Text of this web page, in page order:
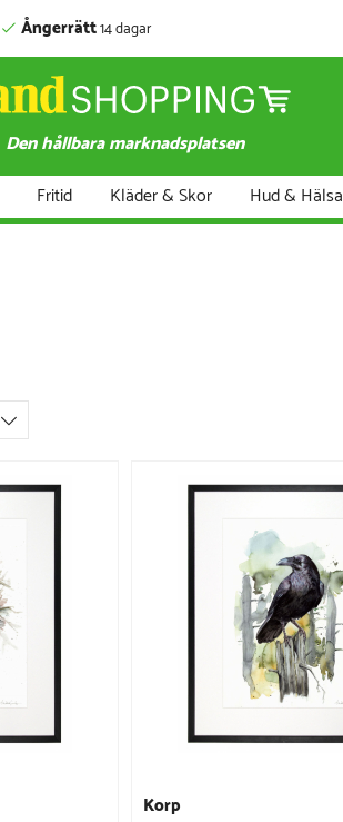
Ångerrätt14 dagar
Den hållbara marknadsplatsen
Fritid Kläder & Skor Hud & Hälsa
Korp